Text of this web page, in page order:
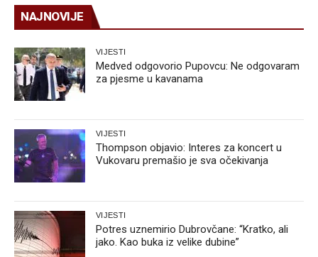
NAJNOVIJE
VIJESTI
Medved odgovorio Pupovcu: Ne odgovaram
za pjesme u kavanama
VIJESTI
Thompson objavio: Interes za koncert u
Vukovaru premašio je sva očekivanja
VIJESTI
Potres uznemirio Dubrovčane: “Kratko, ali
jako. Kao buka iz velike dubine”